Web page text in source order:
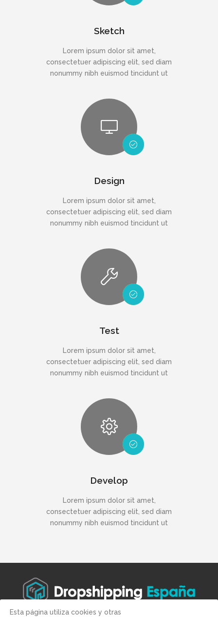
Sketch
Lorem ipsum dolor sit amet,
consectetuer adipiscing elit, sed diam
nonummy nibh euismod tincidunt ut
Design
Lorem ipsum dolor sit amet,
consectetuer adipiscing elit, sed diam
nonummy nibh euismod tincidunt ut
Test
Lorem ipsum dolor sit amet,
consectetuer adipiscing elit, sed diam
nonummy nibh euismod tincidunt ut
Develop
Lorem ipsum dolor sit amet,
consectetuer adipiscing elit, sed diam
nonummy nibh euismod tincidunt ut
Esta página utiliza cookies y otras